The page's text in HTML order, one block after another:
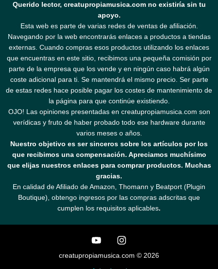
Querido lector, creatupropiamusica.com no existiría sin tu
apoyo.
Esta web es parte de varias redes de ventas de afiliación.
Navegando por la web encontrarás enlaces a productos a tiendas
externas. Cuando compras esos productos utilizando los enlaces
que encuentras en este sitio, recibimos una pequeña comisión por
parte de la empresa que los vende y en ningún caso habrá algún
coste adicional para ti. Se mantendrá el mismo precio. Ser parte
de estas redes hace posible pagar los costes de mantenimiento de
la página para que continúe existiendo.
OJO! Las opiniones presentadas en creatupropiamusica.com son
verídicas y fruto de haber probado todo ese hardware durante
varios meses o años.
Nuestro objetivo es ser sinceros sobre los artículos por los
que recibimos una compensación. Apreciamos muchísimo
que elijas nuestros enlaces para comprar productos. Muchas
gracias.
En calidad de Afiliado de Amazon, Thomann y Beatport (Plugin
Boutique), obtengo ingresos por las compras adscritas que
cumplen los requisitos aplicables.
creatupropiamusica.com © 2026